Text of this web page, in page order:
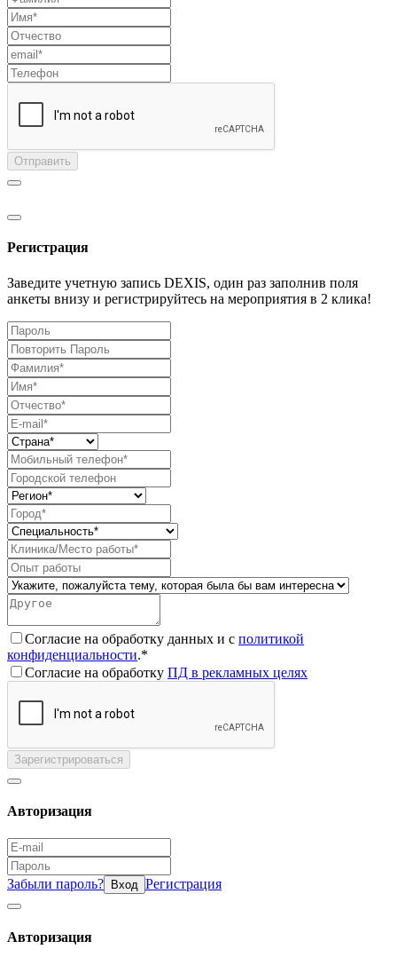
Отправить
Регистрация
Заведите учетную запись DEXIS, один раз заполнив поля
анкеты внизу и регистрируйтесь на мероприятия в 2 клика!
Согласие на обработку данных и с политикой
конфиденциальности.*
Согласие на обработку ПД в рекламных целях
Зарегистрироваться
Авторизация
Забыли пароль? Вход Регистрация
Авторизация